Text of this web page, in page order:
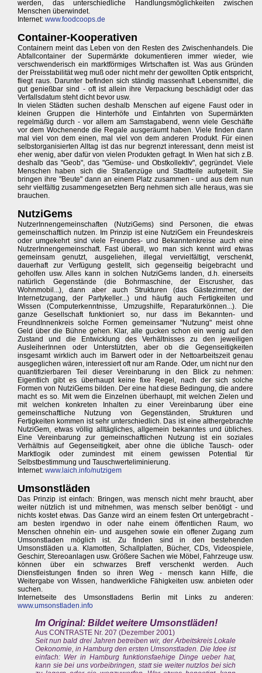
werden, das unterschiedliche Handlungsmöglichkeiten zwischen
Menschen überwindet.
Internet: www.foodcoops.de
Container-Kooperativen
Containern meint das Leben von den Resten des Zwischenhandels. Die
Abfallcontainer der Supermärkte dokumentieren immer wieder, wie
verschwenderisch ein marktförmiges Wirtschaften ist. Was aus Gründen
der Preisstabilität weg muß oder nicht mehr der gewollten Optik entspricht,
fliegt raus. Darunter befinden sich ständig massenhaft Lebensmittel, die
gut genießbar sind - oft ist allein ihre Verpackung beschädigt oder das
Verfallsdatum steht dicht bevor usw.
In vielen Städten suchen deshalb Menschen auf eigene Faust oder in
kleinen Gruppen die Hinterhöfe und Einfahrten von Supermärkten
regelmäßig durch - vor allem am Samstagabend, wenn viele Geschäfte
vor dem Wochenende die Regale ausgeräumt haben. Viele finden dann
mal viel von dem einen, mal viel von dem anderen Produkt. Für einen
selbstorganisierten Alltag ist das nur begrenzt interessant, denn meist ist
eher wenig, aber dafür von vielen Produkten gefragt. In Wien hat sich z.B.
deshalb das "Geob", das "Gemüse- und Obstkollektiv", gegründet. Viele
Menschen haben sich die Straßenzüge und Stadtteile aufgeteilt. Sie
bringen ihre "Beute" dann an einem Platz zusammen - und aus dem nun
sehr vielfältig zusammengesetzten Berg nehmen sich alle heraus, was sie
brauchen.
NutziGems
NutzerInnengemeinschaften (NutziGems) sind Personen, die etwas
gemeinschaftlich nutzen. Im Prinzip ist eine NutziGem ein Freundeskreis
oder umgekehrt sind viele Freundes- und Bekanntenkreise auch eine
NutzerInnengemeinschaft. Fast überall, wo man sich kennt wird etwas
gemeinsam genutzt, ausgeliehen, illegal vervielfältigt, verschenkt,
dauerhaft zur Verfügung gestellt, sich gegenseitig beigebracht und
geholfen usw. Alles kann in solchen NutziGems landen, d.h. einerseits
natürlich Gegenstände (die Bohrmaschine, der Eiscrusher, das
Wohnmobil...), dann aber auch Strukturen (das Gästezimmer, der
Internetzugang, der Partykeller...) und häufig auch Fertigkeiten und
Wissen (Computerkenntnisse, Umzugshilfe, Reparaturkönnen...). Die
ganze Gesellschaft funktioniert so, nur dass im Bekannten- und
FreundInnenkreis solche Formen gemeinsamer "Nutzung" meist ohne
Geld über die Bühne gehen. Klar, alle gucken schon ein wenig auf den
Zustand und die Entwicklung des Verhältnisses zu den jeweiligen
AusleiherInnen oder Unterstützten, aber ob die Gegenseitigkeiten
insgesamt wirklich auch im Barwert oder in der Nettoarbeitszeit genau
ausgeglichen wären, interessiert oft nur am Rande. Oder, um nicht nur den
quantifizierbaren Teil dieser Vereinbarung in den Blick zu nehmen:
Eigentlich gibt es überhaupt keine fixe Regel, nach der sich solche
Formen von NutziGems bilden. Der eine hat diese Bedingung, die andere
macht es so. Mit wem die Einzelnen überhaupt, mit welchen Zielen und
mit welchen konkreten Inhalten zu einer Vereinbarung über eine
gemeinschaftliche Nutzung von Gegenständen, Strukturen und
Fertigkeiten kommen ist sehr unterschiedlich. Das ist eine althergebrachte
NutziGem, etwas völlig alltägliches, allgemein bekanntes und übliches.
Eine Vereinbarung zur gemeinschaftlichen Nutzung ist ein soziales
Verhältnis auf Gegenseitigkeit, aber ohne die übliche Tausch- oder
Marktlogik oder zumindest mit einem gewissen Potential für
Selbstbestimmung und Tauschwerteliminierung.
Internet: www.laich.info/nutzigem
Umsonstläden
Das Prinzip ist einfach: Bringen, was mensch nicht mehr braucht, aber
weiter nützlich ist und mitnehmen, was mensch selber benötigt - und
nichts kostet etwas. Das Ganze wird an einem festen Ort untergebracht -
am besten irgendwo in oder nahe einem öffentlichen Raum, wo
Menschen ohnehin ein- und ausgehen sowie ein offener Zugang zum
Umsonstladen möglich ist. Zu finden sind in den bestehenden
Umsonstläden u.a. Klamotten, Schallplatten, Bücher, CDs, Videospiele,
Geschirr, Stereoanlagen usw. Größere Sachen wie Möbel, Fahrzeuge usw.
können über ein schwarzes Breff verschenkt werden. Auch
Dienstleistungen finden so ihren Weg - mensch kann Hilfe, die
Weitergabe von Wissen, handwerkliche Fähigkeiten usw. anbieten oder
suchen.
Internetseite des Umsonstladens Berlin mit Links zu anderen:
www.umsonstladen.info
Im Original: Bildet weitere Umsonstläden!
Aus CONTRASTE Nr. 207 (Dezember 2001)
Seit nun bald drei Jahren betreiben wir, der Arbeitskreis Lokale
Oekonomie, in Hamburg den ersten Umsonstladen. Die Idee ist
einfach: Wer in Hamburg funktionsfaehige Dinge ueber hat,
kann sie bei uns vorbeibringen, statt sie weiter nutzlos bei sich